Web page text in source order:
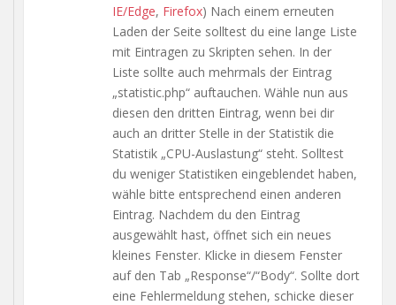
IE/Edge, Firefox) Nach einem erneuten
Laden der Seite solltest du eine lange Liste
mit Eintragen zu Skripten sehen. In der
Liste sollte auch mehrmals der Eintrag
„statistic.php“ auftauchen. Wähle nun aus
diesen den dritten Eintrag, wenn bei dir
auch an dritter Stelle in der Statistik die
Statistik „CPU-Auslastung“ steht. Solltest
du weniger Statistiken eingeblendet haben,
wähle bitte entsprechend einen anderen
Eintrag. Nachdem du den Eintrag
ausgewählt hast, öffnet sich ein neues
kleines Fenster. Klicke in diesem Fenster
auf den Tab „Response“/“Body“. Sollte dort
eine Fehlermeldung stehen, schicke dieser